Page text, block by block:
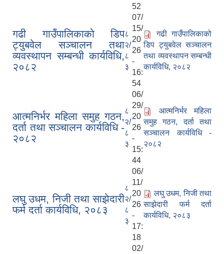
52
गढी गाउँपालिकाको डिप
ट्युबवेल सञ्चालन तथा
व्यवस्थापन सम्बन्धी कार्यविधि,
२०८२
८
२/
८
३
07/
15/
20
26
-
16:
54
गढी गाउँपालिकाको
डिप ट्युबवेल सञ्चालन
तथा व्यवस्थापन सम्बन्धी
कार्यविधि, २०८२
आत्मनिर्भर महिला समुह गठन,
दर्ता तथा सञ्चालन कार्यविधि -
२०८२
८
२/
८
३
06/
29/
20
26
-
15:
44
आत्मनिर्भर महिला
समुह गठन, दर्ता तथा
सञ्चालन कार्यविधि -
२०८२
लघु उधम, निजी तथा साझेदारी
फर्म दर्ता कार्यविधि, २०८३
८
२/
८
३
06/
11/
20
26
-
17:
18
लघु उधम, निजी तथा
साझेदारी फर्म दर्ता
कार्यविधि, २०८३
02/